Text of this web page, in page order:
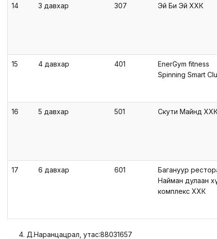
14 3 давхар 307 Эй Би Эй ХХК
15 4 давхар 401
EnerGym fitness
Spinning Smart
16 5 давхар 501 Скути Майнд
17 6 давхар 601
Багануур
Найман дулаан
комплекс ХХК
Д.Наранцацрал, утас:88031657